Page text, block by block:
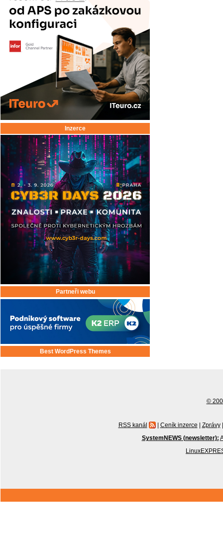
Inzerce
Partneři webu
Best WordPress Themes
©
RSS kanál | Ceník inzerce | Zprávy |
SystemNEWS (newsletter):